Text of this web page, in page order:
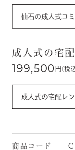
仙石の成人式コ
成人式の宅
199,500 円 (税
成人式の宅配レ
商品コード